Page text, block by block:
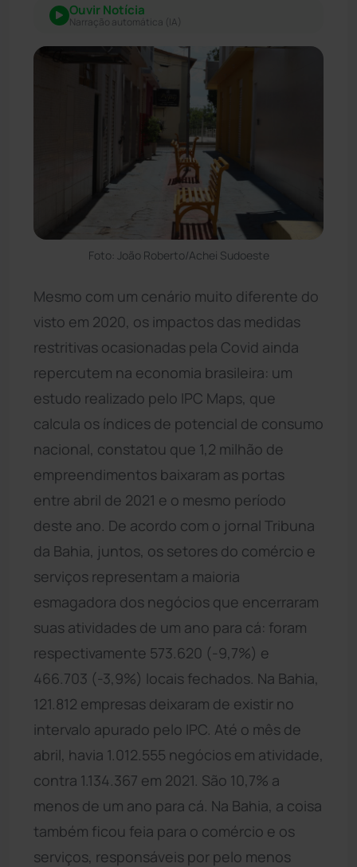
Ouvir Notícia
Narração automática (IA)
Foto: João Roberto/Achei Sudoeste
Mesmo com um cenário muito diferente do
visto em 2020, os impactos das medidas
restritivas ocasionadas pela Covid ainda
repercutem na economia brasileira: um
estudo realizado pelo IPC Maps, que
calcula os índices de potencial de consumo
nacional, constatou que 1,2 milhão de
empreendimentos baixaram as portas
entre abril de 2021 e o mesmo período
deste ano. De acordo com o jornal Tribuna
da Bahia, juntos, os setores do comércio e
serviços representam a maioria
esmagadora dos negócios que encerraram
suas atividades de um ano para cá: foram
respectivamente 573.620 (-9,7%) e
466.703 (-3,9%) locais fechados. Na Bahia,
121.812 empresas deixaram de existir no
intervalo apurado pelo IPC. Até o mês de
abril, havia 1.012.555 negócios em atividade,
contra 1.134.367 em 2021. São 10,7% a
menos de um ano para cá. Na Bahia, a coisa
também ficou feia para o comércio e os
serviços, responsáveis por pelo menos